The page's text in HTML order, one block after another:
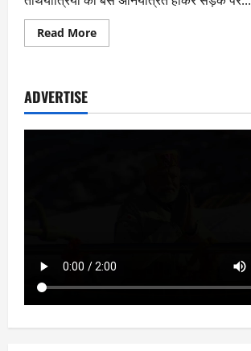
Read MoreRead
more
चारधाम
से
ADVERTISE